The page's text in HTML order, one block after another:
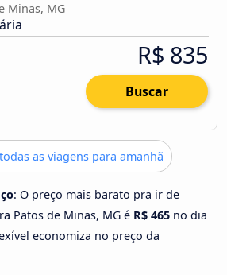
Minas, MG
R$ 835
Buscar
as viagens para amanhã
: O preço mais barato pra ir de
Patos de Minas, MG é R$ 465 no dia
economiza no preço da